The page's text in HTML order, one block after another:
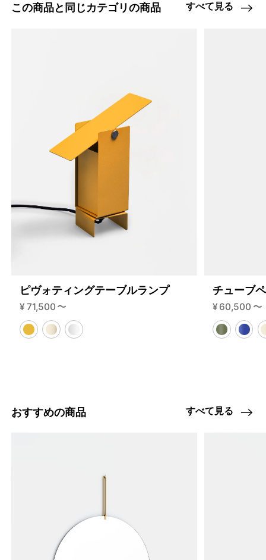
この商品と同じカテゴリの商品 すべて見る
ピヴォティングテーブルランプ
¥ 71,500 〜
チューブ
¥ 60,500 〜
おすすめの商品 すべて見る